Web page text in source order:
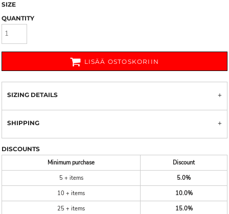
SIZE
QUANTITY
LISÄÄ OSTOSKORIIN
SIZING DETAILS
SHIPPING
DISCOUNTS
Minimum purchase
Discount
5 + items
5.0%
10 + items
10.0%
25 + items
15.0%